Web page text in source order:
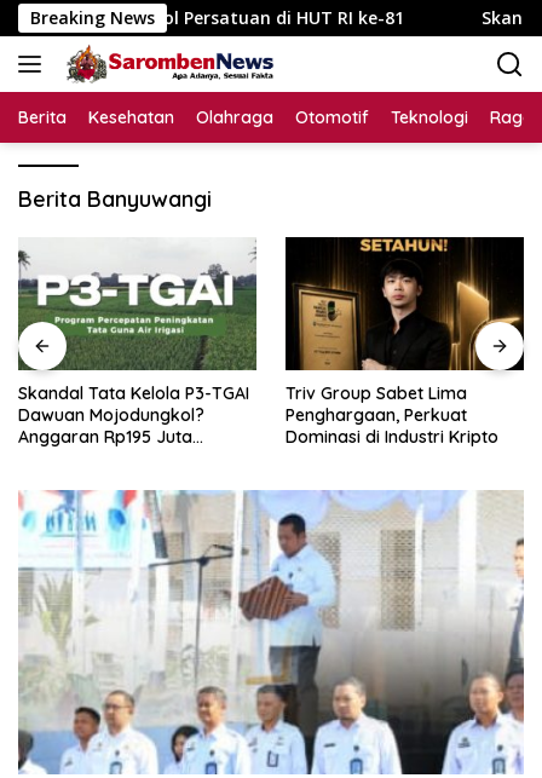
Langsung
ke
konten
Breaking News
Simbol Persatuan di HUT RI ke-81 Skandal Tata
Berita Kesehatan Olahraga Otomotif Teknologi
Berita Banyuwangi
Skandal Tata Kelola P3-TGAI
Dawuan Mojodungkol?
Anggaran Rp195 Juta
Swakelola Petani
Triv Group Sabet Lima
Penghargaan, Perkuat
Dominasi di Industri Kripto